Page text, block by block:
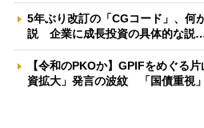
5年ぶり改訂の「CGコード」、何
説 企業に成長投資の具体的な説
【令和のPKOか】GPIFをめぐる
資拡大」発言の波紋 「国債重視